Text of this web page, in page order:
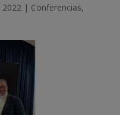
2022| Conferencias,